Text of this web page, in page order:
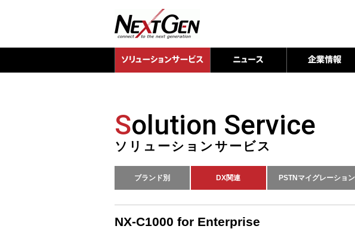
Solution Service
ソリューションサービス
ブランド別 DX関連 PSTNマイグレーショ
NX-C1000 for Enterprise